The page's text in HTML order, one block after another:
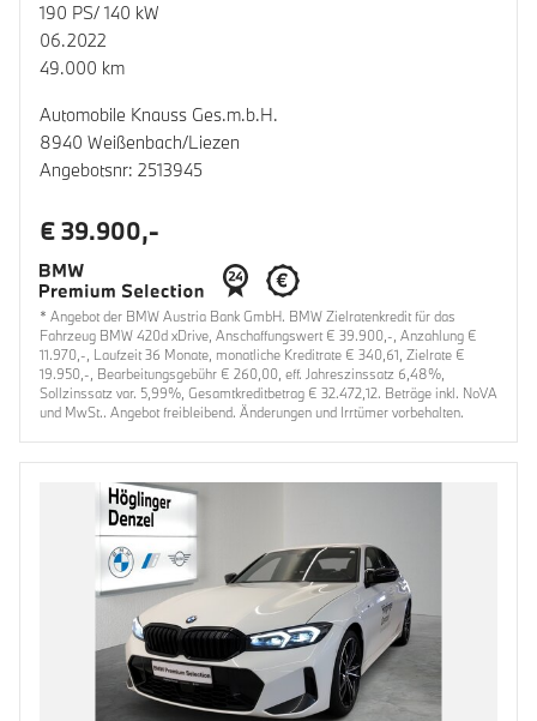
190 PS/ 140 kW
06.2022
49.000 km
Automobile Knauss Ges.m.b.H.
8940 Weißenbach/Liezen
Angebotsnr: 2513945
€ 39.900,-
* Angebot der BMW Austria Bank GmbH. BMW Zielratenkredit für das
Fahrzeug BMW 420d xDrive, Anschaffungswert € 39.900,-, Anzahlung €
11.970,-, Laufzeit 36 Monate, monatliche Kreditrate € 340,61, Zielrate €
19.950,-, Bearbeitungsgebühr € 260,00, eff. Jahreszinssatz 6,48%,
Sollzinssatz var. 5,99%, Gesamtkreditbetrag € 32.472,12. Beträge inkl. NoVA
und MwSt.. Angebot freibleibend. Änderungen und Irrtümer vorbehalten.